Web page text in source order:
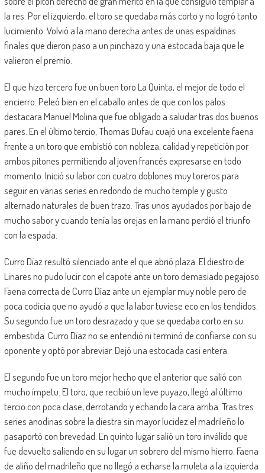
la res. Por el izquierdo, el toro se quedaba más corto y no logró tanto
lucimiento. Volvió a la mano derecha antes de unas espaldinas
finales que dieron paso a un pinchazo y una estocada baja que le
valieron el premio.
El que hizo tercero fue un buen toro La Quinta, el mejor de todo el
encierro. Peleó bien en el caballo antes de que con los palos
destacara Manuel Molina que fue obligado a saludar tras dos buenos
pares. En el último tercio, Thomas Dufau cuajó una excelente faena
frente a un toro que embistió con nobleza, calidad y repetición por
ambos pitones permitiendo al joven francés expresarse en todo
momento. Inició su labor con cuatro doblones muy toreros para
seguir en varias series en redondo de mucho temple y gusto
alternado naturales de buen trazo. Tras unos ayudados por bajo de
mucho sabor y cuando tenía las orejas en la mano perdió el triunfo
con la espada.
Curro Díaz resultó silenciado ante el que abrió plaza. El diestro de
Linares no pudo lucir con el capote ante un toro demasiado pegajoso.
Faena correcta de Curro Díaz ante un ejemplar muy noble pero de
poca codicia que no ayudó a que la labor tuviese eco en los tendidos.
Su segundo fue un toro desrazado y que se quedaba corto en su
embestida. Curro Díaz no se entendió ni terminó de confiarse con su
oponente y optó por abreviar. Dejó una estocada casi entera.
El segundo fue un toro mejor hecho que el anterior que salió con
mucho ímpetu. El toro, que recibió un leve puyazo, llegó al último
tercio con poca clase, derrotando y echando la cara arriba. Tras tres
series anodinas sobre la diestra sin mayor lucidez el madrileño lo
pasaportó con brevedad. En quinto lugar salió un toro inválido que
fue devuelto saliendo en su lugar un sobrero del mismo hierro. Faena
de aliño del madrileño que no llegó a echarse la muleta a la izquierda